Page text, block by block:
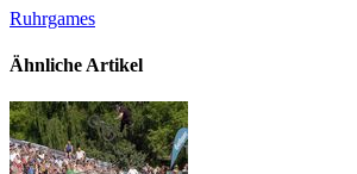
Ruhrgames
Ähnliche Artikel